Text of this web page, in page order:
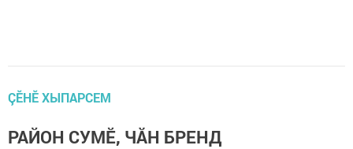
ÇӖНӖ ХЫПАРСЕМ
РАЙОН СУМӖ, ЧĂН БРЕНД